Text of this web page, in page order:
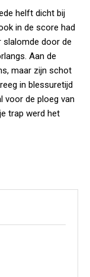
helft dicht bij
in de score had
slalomde door de
Aan de
maar zijn schot
in blessuretijd
voor de ploeg van
trap werd het